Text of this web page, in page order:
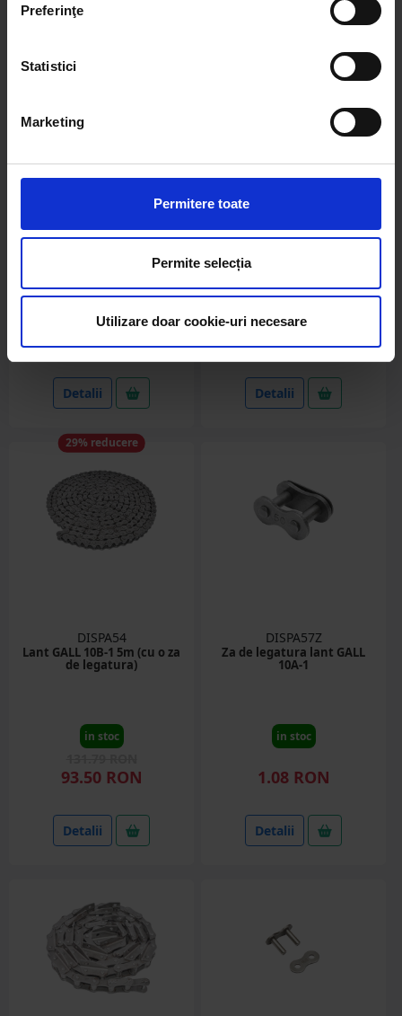
Preferinţe
Statistici
Marketing
Permitere toate
Permite selecția
Utilizare doar cookie-uri necesare
cu za intarita
in stoc
Detalii
DONGHUA AZ27728, S55 CCL,
John Deere
in stoc
Detalii
29% reducere
DISPA54
Lant GALL 10B-1 5m (cu o za
de legatura)
in stoc
93.50 RON
Detalii
DISPA57Z
Za de legatura lant GALL
10A-1
in stoc
1.08 RON
Detalii